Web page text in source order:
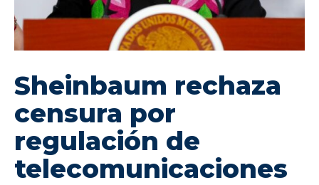
Sheinbaum rechaza
censura por
regulación de
telecomunicaciones